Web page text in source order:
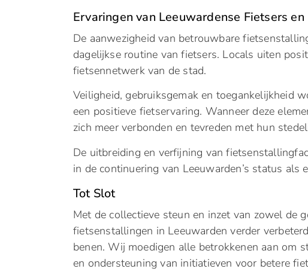
Ervaringen van Leeuwardense Fietsers
De aanwezigheid van betrouwbare
dagelijkse routine van fietsers. Locals uiten
fietsennetwerk van de stad.
Veiligheid, gebruiksgemak en toegankelijkheid
een positieve fietservaring. Wanneer deze
zich meer verbonden en tevreden met hun
De uitbreiding en verfijning van
in de continuering van Leeuwarden’s status als
Tot Slot
Met de collectieve steun en inzet van zowel de
fietsenstallingen in Leeuwarden verder
benen. Wij moedigen alle betrokkenen aan om
en ondersteuning van initiatieven voor betere